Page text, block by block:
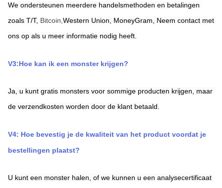
We ondersteunen meerdere handelsmethoden en betalingen
zoals T/T, Bitcoin, Western Union, MoneyGram,
Neem contact met
ons op als u meer informatie nodig heeft.
V3:Hoe kan ik een monster krijgen?
Ja, u kunt gratis monsters voor sommige producten krijgen, maar
de verzendkosten worden door de klant betaald.
V4: Hoe bevestig je de kwaliteit van het product voordat je
bestellingen plaatst?
U kunt een monster halen, of we kunnen u een analysecertificaat